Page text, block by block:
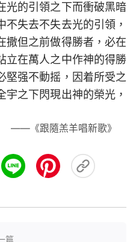
光的引領之下而衝破黑暗
失去不失去光的引領，
撒但之前做得勝者，必在
立在萬人之中作神的得勝
堅强不動摇，因着所受之
之下閃現出神的榮光，
——《跟隨羔羊唱新歌》
篇